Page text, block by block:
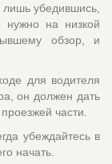
убедившись,
на низкой
обзор, и
для водителя
он должен дать
части.
убеждайтесь в
начать.